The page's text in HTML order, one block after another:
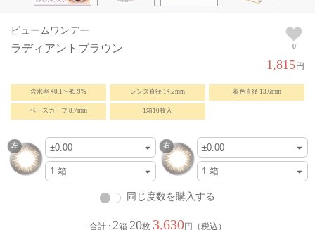
0
ビュームワンデー
ラディアントブラウン
1,815円
含水率 40.1〜49.9% レンズ直径 14.2mm 着色直径 13.6mm
ベースカーブ 8.7mm 1箱10枚入
同じ度数を購入する
合計 : 2箱 20枚 3,630円（税込）